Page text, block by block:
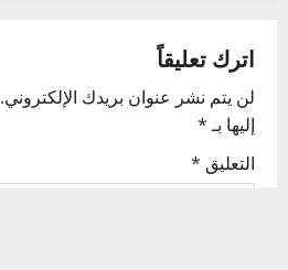
v
i
g
اترك تعليقاً
لن يتم نشر عنوان بريدك الإلكتروني.
إليها بـ*
التعليق *